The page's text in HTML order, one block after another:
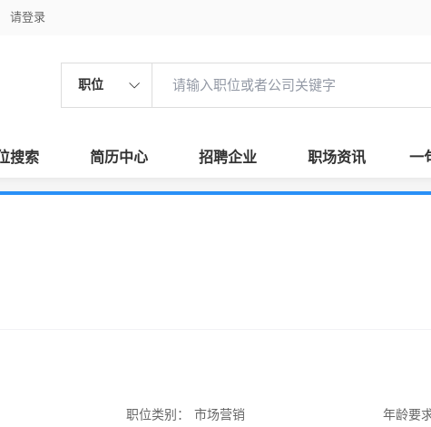
请登录
职位
搜索 简历中心 招聘企业 职场资讯 一
职位类别：
市场营销
年龄要求